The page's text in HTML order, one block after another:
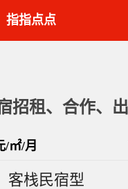
指指点点
/㎡/月
客栈民宿型